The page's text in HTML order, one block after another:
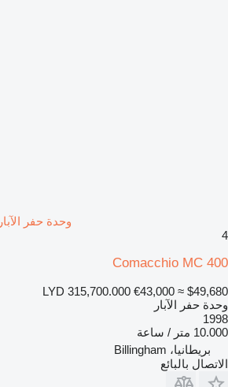
وحدة حفر الآبار Comacchio MC 400
4
Comacchio MC 400
LYD 315,700.000 €43,000 ≈ $49,680
وحدة حفر الآبار
1998
10.000 متر / ساعة
بريطانيا، Billingham
الاتصال بالبائع